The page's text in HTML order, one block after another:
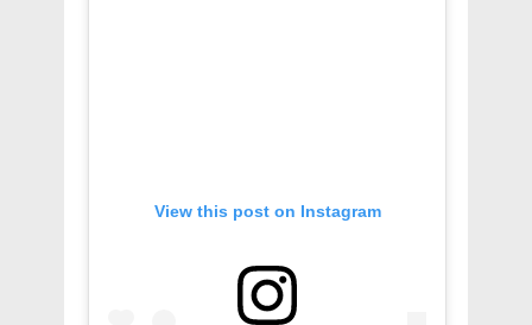
View this post on Instagram